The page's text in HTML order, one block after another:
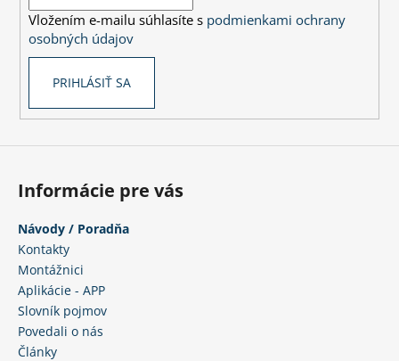
Vložením e-mailu súhlasíte s podmienkami ochrany
osobných údajov
PRIHLÁSIŤ SA
Informácie pre vás
Návody / Poradňa
Kontakty
Montážnici
Aplikácie - APP
Slovník pojmov
Povedali o nás
Články